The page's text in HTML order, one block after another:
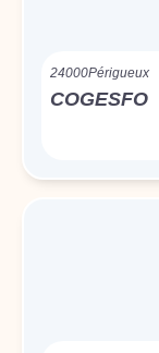
24000Périgueux
COGESFO